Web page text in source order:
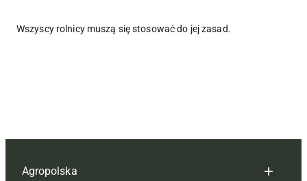
Wszyscy rolnicy muszą się stosować do jej zasad.
Agropolska